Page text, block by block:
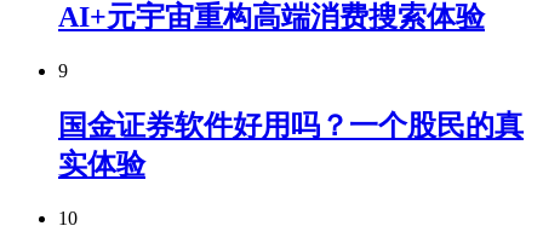
AI+元宇宙重构高端消费搜索体验
9
国金证券软件好用吗？一个股民的真
实体验
10